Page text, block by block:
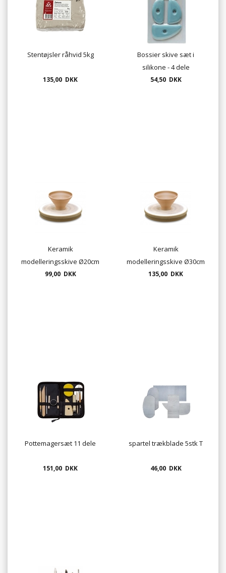
Stentøjsler råhvid 5kg
135,00 DKK
Bossier skive sæt i
silikone - 4 dele
54,50 DKK
Keramik
modelleringsskive Ø20cm
- drejeplade i MDF
99,00 DKK
Keramik
modelleringsskive Ø30cm
- drejeplade i MDF
135,00 DKK
Pottemagersæt 11 dele
151,00 DKK
spartel trækblade 5stk T
46,00 DKK